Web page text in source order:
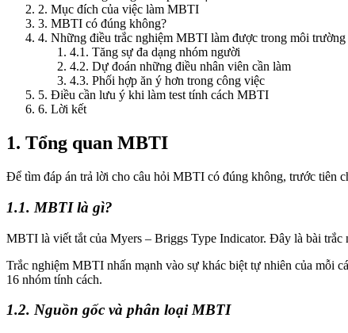
2. Mục đích của việc làm MBTI
3. MBTI có đúng không?
4. Những điều trắc nghiệm MBTI làm được trong môi trường
4.1. Tăng sự đa dạng nhóm người
4.2. Dự đoán những điều nhân viên cần làm
4.3. Phối hợp ăn ý hơn trong công việc
5. Điều cần lưu ý khi làm test tính cách MBTI
6. Lời kết
1. Tổng quan MBTI
Để tìm đáp án trả lời cho câu hỏi MBTI có đúng không, trước tiên
1.1. MBTI là gì?
MBTI là viết tắt của Myers – Briggs Type Indicator. Đây là bài trắc
Trắc nghiệm MBTI nhấn mạnh vào sự khác biệt tự nhiên của mỗi
16 nhóm tính cách.
1.2. Nguồn gốc và phân loại MBTI